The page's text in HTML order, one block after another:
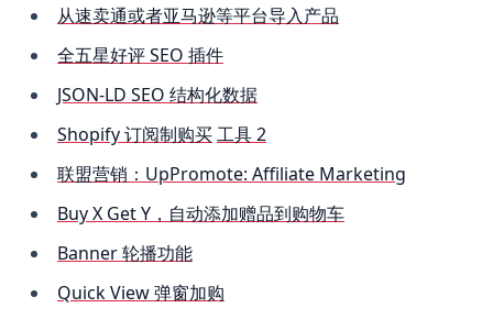
从速卖通或者亚马逊等平台导入产品
全五星好评 SEO 插件
JSON-LD SEO 结构化数据
Shopify 订阅制购买工具 2
联盟营销：UpPromote: Affiliate Marketing
Buy X Get Y，自动添加赠品到购物车
Banner 轮播功能
Quick View 弹窗加购